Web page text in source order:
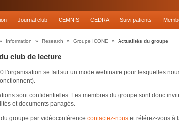
Journal club CEMNIS CEDRA Suivi patients
» Information » Research » Groupe ICONE » Actualités du groupe
club de lecture
l'organisation se fait sur un mode webinaire pour lesquelles
sont confidentielles. Les membres du groupe sont donc
et documents partagés.
groupe par vidéoconférence contactez-nous et référez-vous à